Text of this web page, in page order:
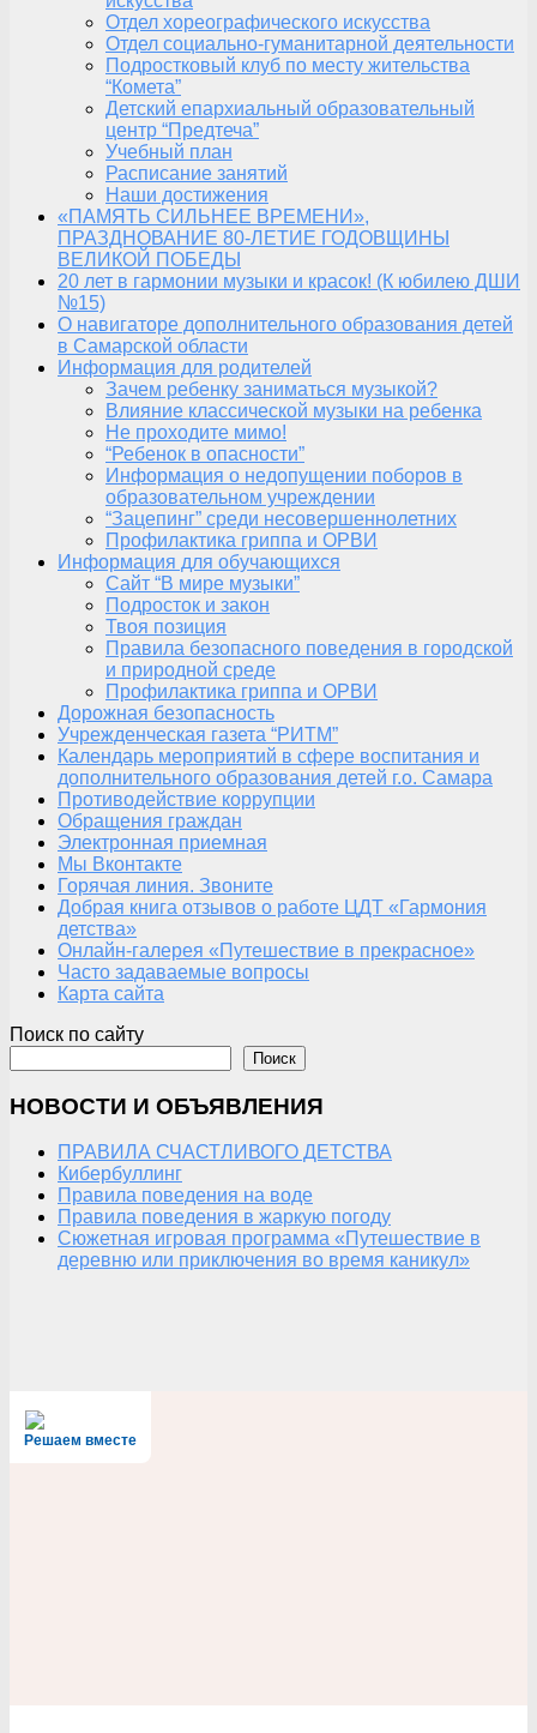
Отдел хореографического искусства
Отдел социально-гуманитарной деятельности
Подростковый клуб по месту жительства
“Комета”
Детский епархиальный образовательный
центр “Предтеча”
Учебный план
Расписание занятий
Наши достижения
«ПАМЯТЬ СИЛЬНЕЕ ВРЕМЕНИ»,
ПРАЗДНОВАНИЕ 80-ЛЕТИЕ ГОДОВЩИНЫ
ВЕЛИКОЙ ПОБЕДЫ
20 лет в гармонии музыки и красок! (К юбилею ДШИ
№15)
О навигаторе дополнительного образования детей
в Самарской области
Информация для родителей
Зачем ребенку заниматься музыкой?
Влияние классической музыки на ребенка
Не проходите мимо!
“Ребенок в опасности”
Информация о недопущении поборов в
образовательном учреждении
“Зацепинг” среди несовершеннолетних
Профилактика гриппа и ОРВИ
Информация для обучающихся
Сайт “В мире музыки”
Подросток и закон
Твоя позиция
Правила безопасного поведения в городской
и природной среде
Профилактика гриппа и ОРВИ
Дорожная безопасность
Учрежденческая газета “РИТМ”
Календарь мероприятий в сфере воспитания и
дополнительного образования детей г.о. Самара
Противодействие коррупции
Обращения граждан
Электронная приемная
Мы Вконтакте
Горячая линия. Звоните
Добрая книга отзывов о работе ЦДТ «Гармония
детства»
Онлайн-галерея «Путешествие в прекрасное»
Часто задаваемые вопросы
Карта сайта
Поиск по сайту
Поиск
НОВОСТИ И ОБЪЯВЛЕНИЯ
ПРАВИЛА СЧАСТЛИВОГО ДЕТСТВА
Кибербуллинг
Правила поведения на воде
Правила поведения в жаркую погоду
Сюжетная игровая программа «Путешествие в
деревню или приключения во время каникул»
Решаем вместе